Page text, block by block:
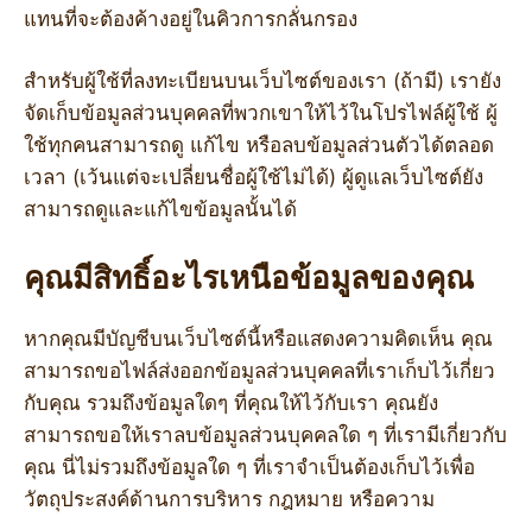
แทนที่จะต้องค้างอยู่ในคิวการกลั่นกรอง
สำหรับผู้ใช้ที่ลงทะเบียนบนเว็บไซต์ของเรา (ถ้ามี) เรายัง
จัดเก็บข้อมูลส่วนบุคคลที่พวกเขาให้ไว้ในโปรไฟล์ผู้ใช้ ผู้
ใช้ทุกคนสามารถดู แก้ไข หรือลบข้อมูลส่วนตัวได้ตลอด
เวลา (เว้นแต่จะเปลี่ยนชื่อผู้ใช้ไม่ได้) ผู้ดูแลเว็บไซต์ยัง
สามารถดูและแก้ไขข้อมูลนั้นได้
คุณมีสิทธิ์อะไรเหนือข้อมูลของคุณ
หากคุณมีบัญชีบนเว็บไซต์นี้หรือแสดงความคิดเห็น คุณ
สามารถขอไฟล์ส่งออกข้อมูลส่วนบุคคลที่เราเก็บไว้เกี่ยว
กับคุณ รวมถึงข้อมูลใดๆ ที่คุณให้ไว้กับเรา คุณยัง
สามารถขอให้เราลบข้อมูลส่วนบุคคลใด ๆ ที่เรามีเกี่ยวกับ
คุณ นี่ไม่รวมถึงข้อมูลใด ๆ ที่เราจำเป็นต้องเก็บไว้เพื่อ
วัตถุประสงค์ด้านการบริหาร กฎหมาย หรือความ